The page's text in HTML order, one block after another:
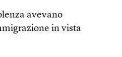
avevano
in vista